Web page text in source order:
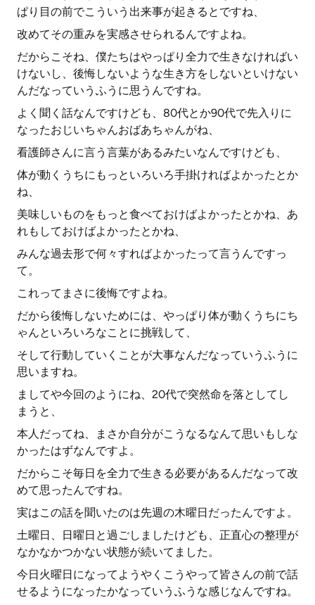
ぱり目の前でこういう出来事が起きるとですね、
改めてその重みを実感させられるんですよね。
だからこそね、僕たちはやっぱり全力で生きなければい
けないし、後悔しないような生き方をしないといけない
んだなっていうふうに思うんですね。
よく聞く話なんですけども、80代とか90代で先入りに
なったおじいちゃんおばあちゃんがね、
看護師さんに言う言葉があるみたいなんですけども、
体が動くうちにもっといろいろ手掛ければよかったとか
ね、
美味しいものをもっと食べておけばよかったとかね、あ
れもしておけばよかったとかね、
みんな過去形で何々すればよかったって言うんですっ
て。
これってまさに後悔ですよね。
だから後悔しないためには、やっぱり体が動くうちにち
ゃんといろいろなことに挑戦して、
そして行動していくことが大事なんだなっていうふうに
思いますね。
ましてや今回のようにね、20代で突然命を落としてし
まうと、
本人だってね、まさか自分がこうなるなんて思いもしな
かったはずなんですよ。
だからこそ毎日を全力で生きる必要があるんだなって改
めて思ったんですね。
実はこの話を聞いたのは先週の木曜日だったんですよ。
土曜日、日曜日と過ごしましたけども、正直心の整理が
なかなかつかない状態が続いてました。
今日火曜日になってようやくこうやって皆さんの前で話
せるようになったかなっていうふうな感じなんですね。